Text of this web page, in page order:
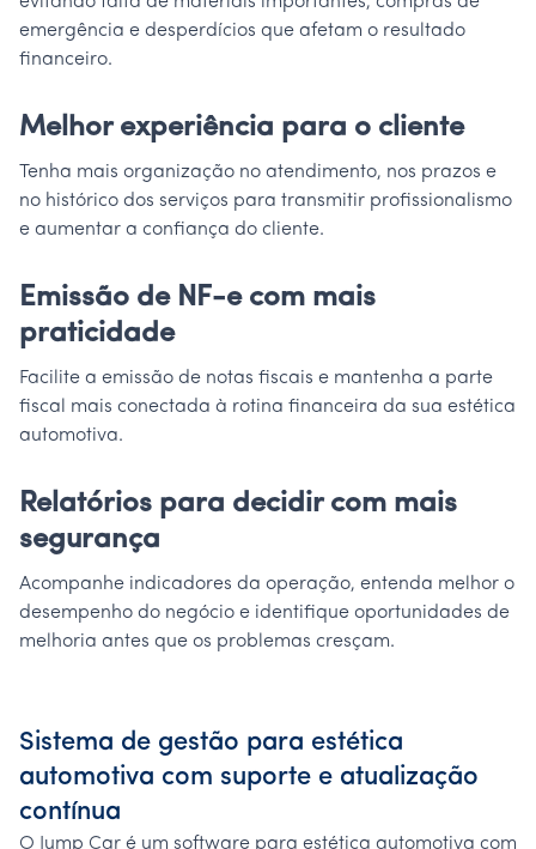
emergência e desperdícios que afetam o resultado
financeiro.
Melhor experiência para o cliente
Tenha mais organização no atendimento, nos prazos e
no histórico dos serviços para transmitir profissionalismo
e aumentar a confiança do cliente.
Emissão de NF-e com mais
praticidade
Facilite a emissão de notas fiscais e mantenha a parte
fiscal mais conectada à rotina financeira da sua estética
automotiva.
Relatórios para decidir com mais
segurança
Acompanhe indicadores da operação, entenda melhor o
desempenho do negócio e identifique oportunidades de
melhoria antes que os problemas cresçam.
Sistema de gestão para estética
automotiva com suporte e atualização
contínua
O Jump Car é um software para estética automotiva com